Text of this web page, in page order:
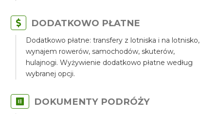
DODATKOWO PŁATNE
Dodatkowo płatne: transfery z lotniska i na lotnisko,
wynajem rowerów, samochodów, skuterów,
hulajnogi. Wyżywienie dodatkowo płatne według
wybranej opcji.
DOKUMENTY PODRÓŻY